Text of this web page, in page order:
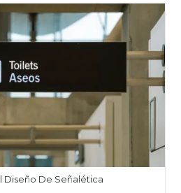
Diseño De Señalética